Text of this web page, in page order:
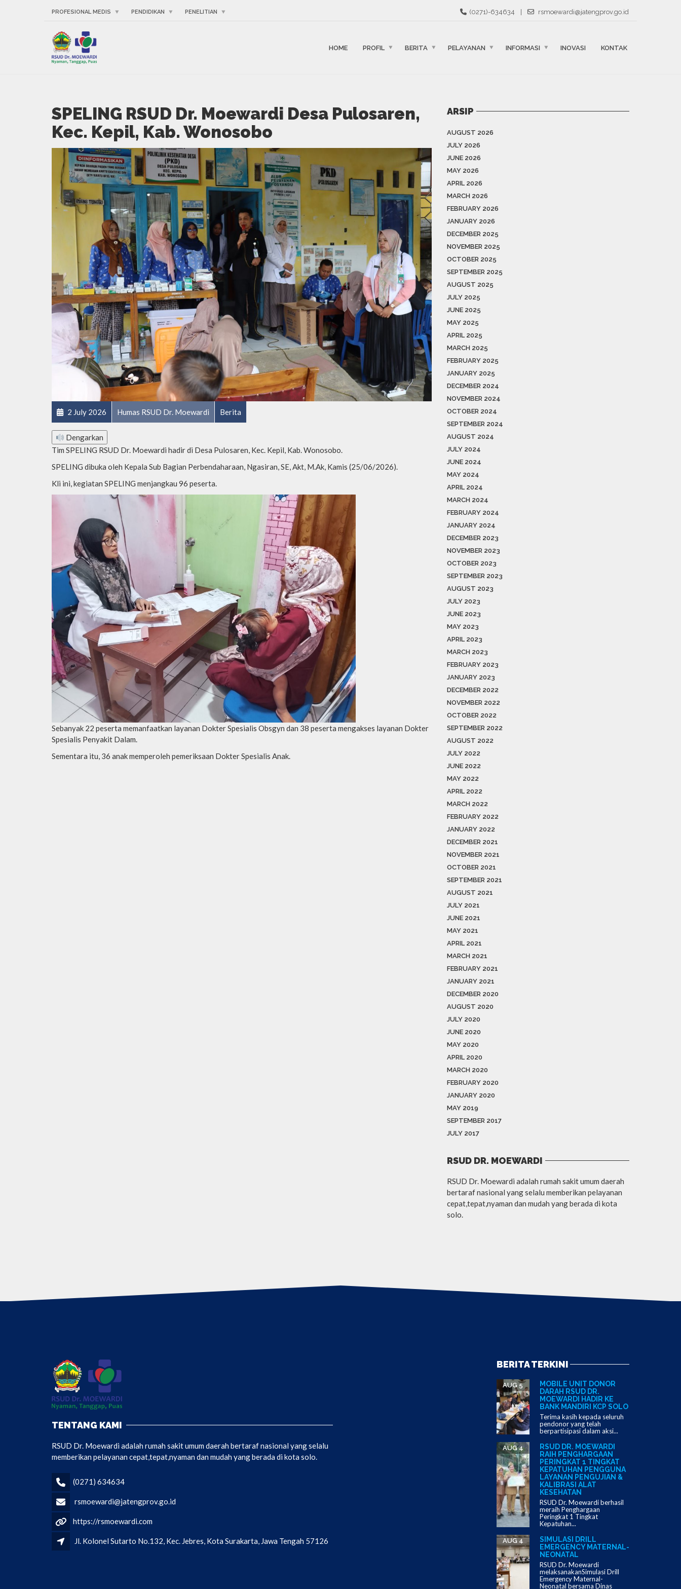
PROFESIONAL MEDIS PENDIDIKAN PENELITIAN (0271)-634634 rsmoewardi@jatengprov.go.id
HOME PROFIL BERITA PELAYANAN INFORMASI INOVASI KONTAK
SPELING RSUD Dr. Moewardi Desa Pulosaren,
Kec. Kepil, Kab. Wonosobo
2 July 2026 Humas RSUD Dr. Moewardi Berita
Dengarkan
Tim SPELING RSUD Dr. Moewardi hadir di Desa Pulosaren, Kec. Kepil, Kab. Wonosobo.
SPELING dibuka oleh Kepala Sub Bagian Perbendaharaan, Ngasiran, SE, Akt, M.Ak, Kamis (25/06/2026).
Kli ini, kegiatan SPELING menjangkau 96 peserta.
Sebanyak 22 peserta memanfaatkan layanan Dokter Spesialis Obsgyn dan 38 peserta mengakses layanan Dokter
Spesialis Penyakit Dalam.
Sementara itu, 36 anak memperoleh pemeriksaan Dokter Spesialis Anak.
ARSIP
AUGUST 2026
JULY 2026
JUNE 2026
MAY 2026
APRIL 2026
MARCH 2026
FEBRUARY 2026
JANUARY 2026
DECEMBER 2025
NOVEMBER 2025
OCTOBER 2025
SEPTEMBER 2025
AUGUST 2025
JULY 2025
JUNE 2025
MAY 2025
APRIL 2025
MARCH 2025
FEBRUARY 2025
JANUARY 2025
DECEMBER 2024
NOVEMBER 2024
OCTOBER 2024
SEPTEMBER 2024
AUGUST 2024
JULY 2024
JUNE 2024
MAY 2024
APRIL 2024
MARCH 2024
FEBRUARY 2024
JANUARY 2024
DECEMBER 2023
NOVEMBER 2023
OCTOBER 2023
SEPTEMBER 2023
AUGUST 2023
JULY 2023
JUNE 2023
MAY 2023
APRIL 2023
MARCH 2023
FEBRUARY 2023
JANUARY 2023
DECEMBER 2022
NOVEMBER 2022
OCTOBER 2022
SEPTEMBER 2022
AUGUST 2022
JULY 2022
JUNE 2022
MAY 2022
APRIL 2022
MARCH 2022
FEBRUARY 2022
JANUARY 2022
DECEMBER 2021
NOVEMBER 2021
OCTOBER 2021
SEPTEMBER 2021
AUGUST 2021
JULY 2021
JUNE 2021
MAY 2021
APRIL 2021
MARCH 2021
FEBRUARY 2021
JANUARY 2021
DECEMBER 2020
AUGUST 2020
JULY 2020
JUNE 2020
MAY 2020
APRIL 2020
MARCH 2020
FEBRUARY 2020
JANUARY 2020
MAY 2019
SEPTEMBER 2017
JULY 2017
RSUD DR. MOEWARDI
RSUD Dr. Moewardi adalah rumah sakit umum daerah
bertaraf nasional yang selalu memberikan pelayanan
cepat,tepat,nyaman dan mudah yang berada di kota
solo.
TENTANG KAMI
RSUD Dr. Moewardi adalah rumah sakit umum daerah bertaraf nasional yang selalu
memberikan pelayanan cepat,tepat,nyaman dan mudah yang berada di kota solo.
(0271) 634634
rsmoewardi@jatengprov.go.id
https://rsmoewardi.com
Jl. Kolonel Sutarto No.132, Kec. Jebres, Kota Surakarta, Jawa Tengah 57126
BERITA TERKINI
MOBILE UNIT DONOR
DARAH RSUD DR.
MOEWARDI HADIR KE
BANK MANDIRI KCP SOLO
AUG 5
Terima kasih kepada seluruh
pendonor yang telah
berpartisipasi dalam aksi...
RSUD DR. MOEWARDI
RAIH PENGHARGAAN
PERINGKAT 1 TINGKAT
KEPATUHAN PENGGUNA
LAYANAN PENGUJIAN &
KALIBRASI ALAT
KESEHATAN
AUG 4
RSUD Dr. Moewardi berhasil
meraih Penghargaan
Peringkat 1 Tingkat
Kepatuhan...
SIMULASI DRILL
EMERGENCY MATERNAL-
NEONATAL
AUG 4
RSUD Dr. Moewardi
melaksanakanSimulasi Drill
Emergency Maternal-
Neonatal bersama Dinas